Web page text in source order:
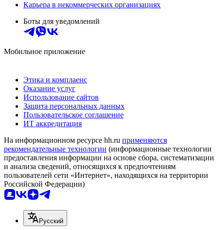
Карьера в некоммерческих организациях
Боты для уведомлений
Мобильное приложение
Этика и комплаенс
Оказание услуг
Использование сайтов
Защита персональных данных
Пользовательское соглашение
ИТ аккредитация
На информационном ресурсе hh.ru применяются
рекомендательные технологии (информационные технологии
предоставления информации на основе сбора, систематизации
и анализа сведений, относящихся к предпочтениям
пользователей сети «Интернет», находящихся на территории
Российской Федерации)
Русский